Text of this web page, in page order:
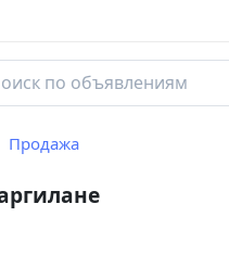
Продажа